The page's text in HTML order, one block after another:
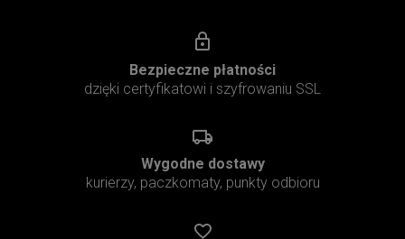
Bezpieczne płatności
dzięki certyfikatowi i szyfrowaniu SSL
Wygodne dostawy
kurierzy, paczkomaty, punkty odbioru